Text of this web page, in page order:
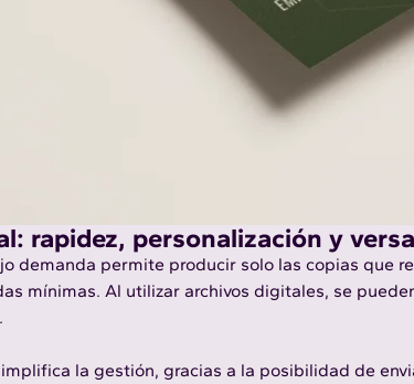
rapidez, personalización y
demanda permite producir solo las copias que
mínimas. Al utilizar archivos digitales, se
la gestión, gracias a la posibilidad de